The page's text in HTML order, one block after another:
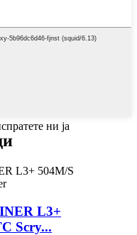
ни ја
L3+
Scry...